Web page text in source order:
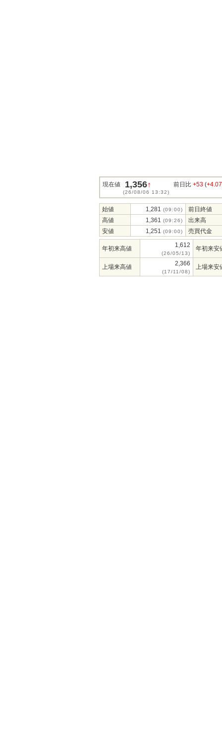
現在値 1,356↑
(26/08/06 13:32)
前日比 +53 (
始値 1,281 (09:00)
前日終値
高値
1,361 (09:26)
出来高
安値
1,251 (09:00) 売買代金
年初来高値 1,612
(26/05/13)
年初来安
上場来高値 2,366
(17/11/08)
上場来安